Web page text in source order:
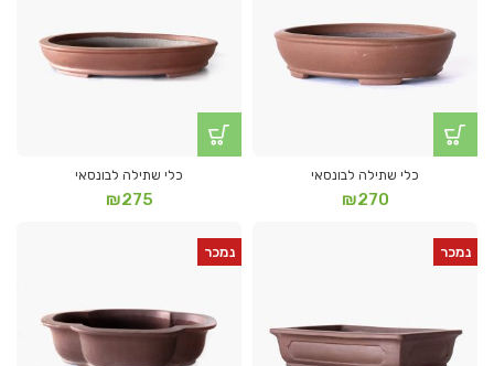
כלי שתילה לבונסאי
₪270
כלי שתילה לבונסאי
₪275
נמכר נמכר